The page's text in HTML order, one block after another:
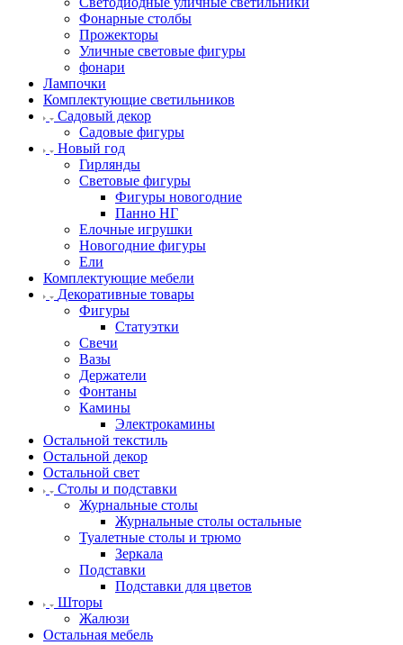
Фонарные столбы
Прожекторы
Уличные световые фигуры
фонари
Лампочки
Комплектующие светильников
Садовый декор
Садовые фигуры
Новый год
Гирлянды
Световые фигуры
Фигуры новогодние
Панно НГ
Елочные игрушки
Новогодние фигуры
Ели
Комплектующие мебели
Декоративные товары
Фигуры
Статуэтки
Свечи
Вазы
Держатели
Фонтаны
Камины
Электрокамины
Остальной текстиль
Остальной декор
Остальной свет
Столы и подставки
Журнальные столы
Журнальные столы остальные
Туалетные столы и трюмо
Зеркала
Подставки
Подставки для цветов
Шторы
Жалюзи
Остальная мебель